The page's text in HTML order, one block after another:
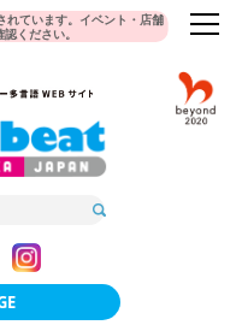
れています。イベント・店舗
ください。